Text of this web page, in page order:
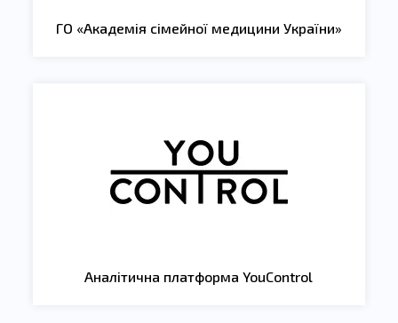
ГО «Академія сімейної медицини України»
Аналітична платформа YouControl